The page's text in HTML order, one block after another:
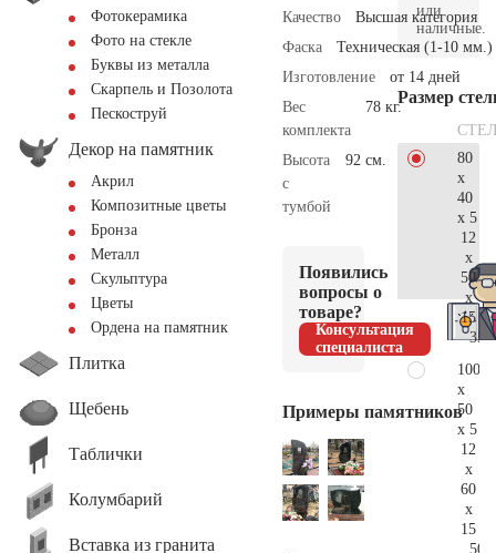
Фотокерамика
Фото на стекле
Буквы из металла
Скарпель и Позолота
Пескоструй
Декор на памятник
Акрил
Композитные цветы
Бронза
Металл
Скульптура
Цветы
Ордена на памятник
Плитка
Щебень
Таблички
Колумбарий
Вставка из гранита
Качество
Высшая категория
Фаска
Техническая (1-10 мм.)
Изготовление
от 14 дней
Вес
комплекта
78 кг.
Высота
с
тумбой
92 см.
Появились
вопросы о
товаре?
Консультация
специалиста
Примеры памятников
или
наличные.
Размер
80
x
40
x 5
12
x
50
x
15
100
x
50
x 5
12
x
60
x
15